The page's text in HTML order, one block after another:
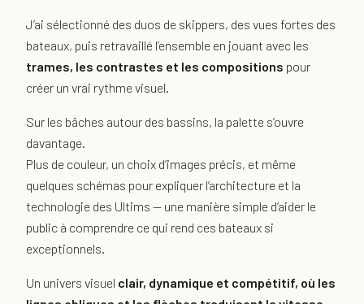
J’ai sélectionné des duos de skippers, des vues fortes des
bateaux, puis retravaillé l’ensemble en jouant avec les
trames, les contrastes et les compositions pour
créer un vrai rythme visuel.
Sur les bâches autour des bassins, la palette s’ouvre
davantage.
Plus de couleur, un choix d’images précis, et même
quelques schémas pour expliquer l’architecture et la
technologie des Ultims — une manière simple d’aider le
public à comprendre ce qui rend ces bateaux si
exceptionnels.
Un univers visuel clair, dynamique et compétitif, où les